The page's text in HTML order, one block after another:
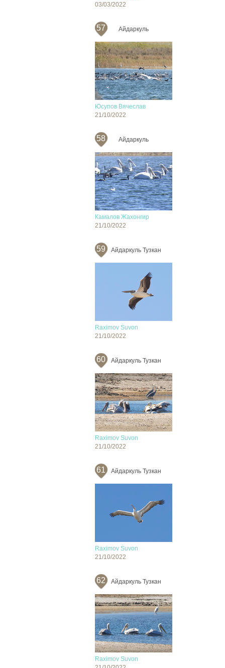
03/03/2022
57 Айдаркуль
Юсупов Вячеслав
21/10/2022
58 Айдаркуль
Камалов Жахонгир
21/10/2022
59 Айдаркуль Тузкан
Raximov Suvon
21/10/2022
60 Айдаркуль Тузкан
Raximov Suvon
21/10/2022
61 Айдаркуль Тузкан
Raximov Suvon
21/10/2022
62 Айдаркуль Тузкан
Raximov Suvon